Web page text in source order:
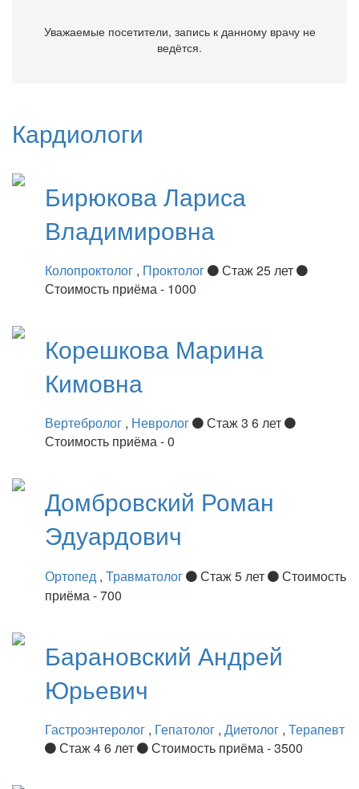
Уважаемые посетители, запись к данному врачу не
ведётся.
Кардиологи
БирюковаЛариса
Владимировна
Колопроктолог , Проктолог
Стаж 25 лет
Стоимость приёма - 1000
Корешкова Марина
Кимовна
Вертебролог , Невролог
Стаж 3 6 лет
Стоимость приёма - 0
Домбровский Роман
Эдуардович
Ортопед , Травматолог Стаж 5 лет
Стоимость
приёма - 700
Барановский Андрей
Юрьевич
Гастроэнтеролог , Гепатолог , Диетолог , Терапевт
Стаж 4 6 лет
Стоимость приёма - 3500